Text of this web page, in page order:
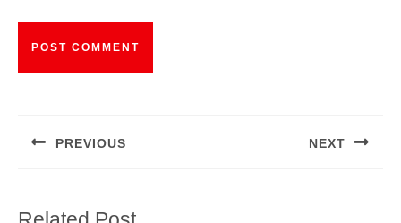
PREVIOUS NEXT